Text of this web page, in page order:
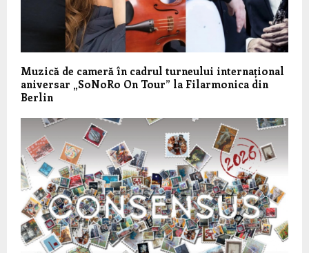
Muzică de cameră în cadrul turneului internațional
aniversar „SoNoRo On Tour” la Filarmonica din
Berlin